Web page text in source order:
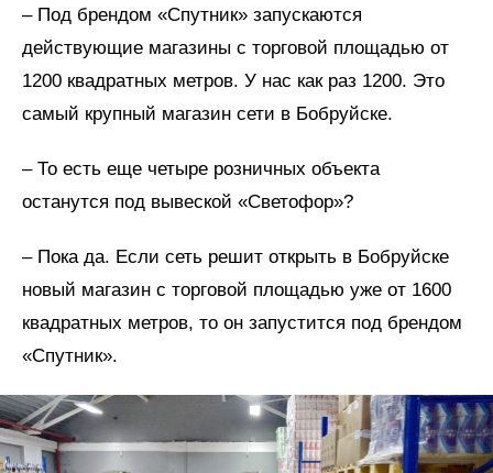
– Под брендом «Спутник» запускаются
действующие магазины с торговой площадью от
1200 квадратных метров. У нас как раз 1200. Это
самый крупный магазин сети в Бобруйске.
– То есть еще четыре розничных объекта
останутся под вывеской «Светофор»?
– Пока да. Если сеть решит открыть в Бобруйске
новый магазин с торговой площадью уже от 1600
квадратных метров, то он запустится под брендом
«Спутник».